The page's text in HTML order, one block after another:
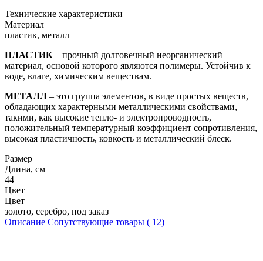
Технические характеристики
Материал
пластик, металл
ПЛАСТИК – прочный долговечный неорганический
материал, основой которого являются полимеры. Устойчив к
воде, влаге, химическим веществам.
МЕТАЛЛ – это группа элементов, в виде простых веществ,
обладающих характерными металлическими свойствами,
такими, как высокие тепло- и электропроводность,
положительный температурный коэффициент сопротивления,
высокая пластичность, ковкость и металлический блеск.
Размер
Длина, см
44
Цвет
Цвет
золото, серебро, под заказ
Описание Сопутствующие товары ( 12)